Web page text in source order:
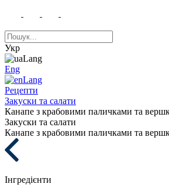
Укр
Eng
Рецепти
Закуски та салати
Канапе з крабовими паличками та
Закуски та салати
Канапе з крабовими паличками та
Інгредієнти